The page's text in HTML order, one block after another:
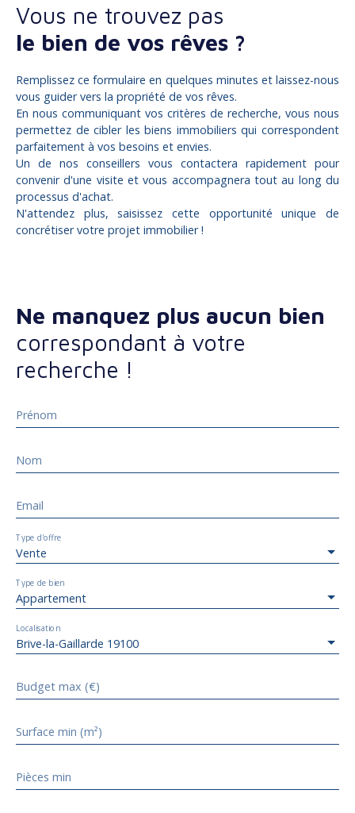
Vous ne trouvez pas
le bien de vos rêves ?
Remplissez ce formulaire en quelques minutes et laissez-nous
vous guider vers la propriété de vos rêves.
En nous communiquant vos critères de recherche, vous nous
permettez de cibler les biens immobiliers qui correspondent
parfaitement à vos besoins et envies.
Un de nos conseillers vous contactera rapidement pour
convenir d'une visite et vous accompagnera tout au long du
processus d'achat.
N'attendez plus, saisissez cette opportunité unique de
concrétiser votre projet immobilier !
Ne manquez plus aucun bien
correspondant à votre
recherche !
Prénom
Nom
Email
Vente
Type d'offre
Appartement
Type de bien
Brive-la-Gaillarde 19100
Localisation
Budget max (€)
Surface min (m²)
Pièces min